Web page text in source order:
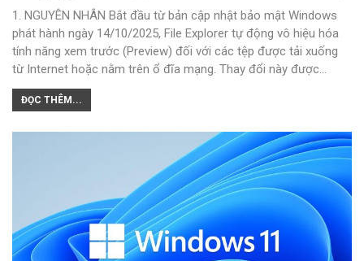
1. NGUYÊN NHÂN Bắt đầu từ bản cập nhật bảo mật Windows
phát hành ngày 14/10/2025, File Explorer tự động vô hiệu hóa
tính năng xem trước (Preview) đối với các tệp được tải xuống
từ Internet hoặc nằm trên ổ đĩa mạng. Thay đổi này được…
ĐỌC THÊM...